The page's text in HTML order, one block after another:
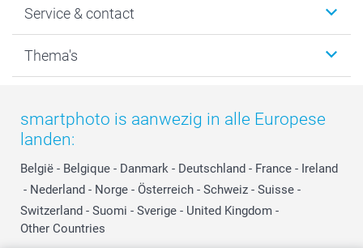
Fotocadeaus
Kaarten
Vacatures
Bestelproces
Privacy
Cookiebeleid
Reviews
Prijslijst
Investor Relations
Service & contact
Tevredenheidsgarantie
smartbonus
smartfriends
service@smartphoto.nl
Affiliate partnerprogramma
Partnerships
Influencer partnerprogramma
Thema's
Moederdag
Vaderdag
Huwelijk
smartphoto is aanwezig in alle Europese
landen:
België - Belgique - Danmark - Deutschland - France - Ireland
- Nederland - Norge - Österreich - Schweiz - Suisse -
Switzerland - Suomi - Sverige - United Kingdom -
Other Countries